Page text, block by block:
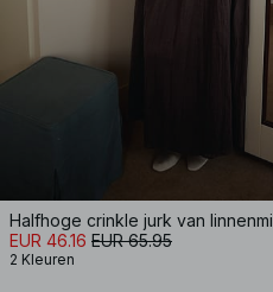
EUR 46.16 EUR 65.95
2 Kleuren